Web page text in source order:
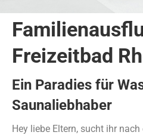
Freizeitbad
Ein Paradies für
Saunaliebhaber
Hey liebe Eltern, sucht ihr